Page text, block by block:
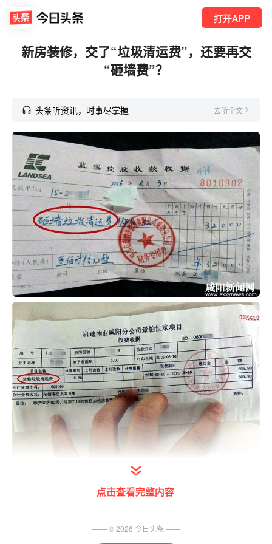
打开APP
新房装修，交了“垃圾清运费”，还要再交
“砸墙费”？
头条听资讯，时事尽掌握 去听全文
装修新房，给物业交了5元/㎡的“垃圾清运
近日，世纪大道启迪仕家业主接连向本报反
点击查看完整内容
—— ©2026 今日头条 ——